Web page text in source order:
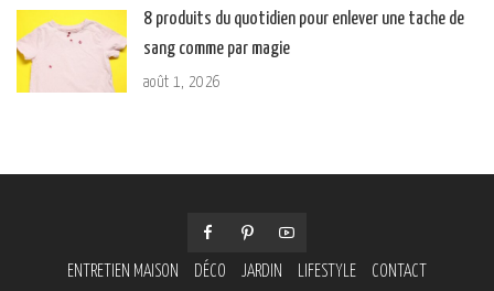
8 produits du quotidien pour enlever une tache de
sang comme par magie
août 1, 2026
ENTRETIEN MAISON DÉCO JARDIN LIFESTYLE CONTACT